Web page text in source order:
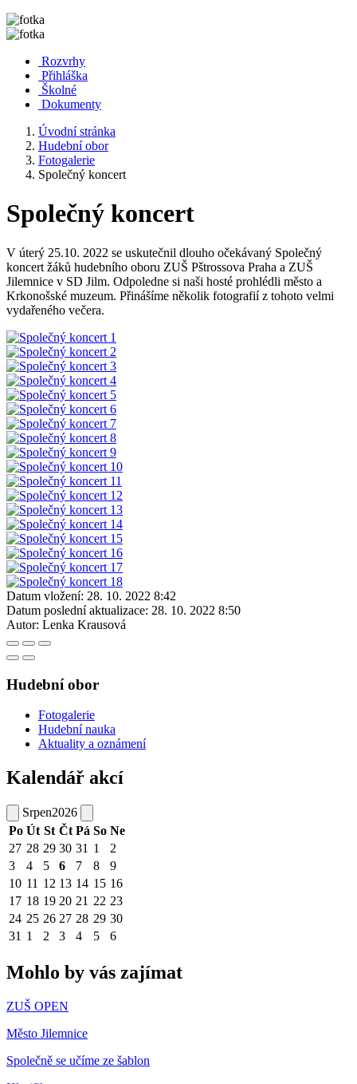
Rozvrhy
Přihláška
Školné
Dokumenty
Úvodní stránka
Hudební obor
Fotogalerie
Společný koncert
Společný koncert
V úterý 25.10. 2022 se uskutečnil dlouho očekávaný Společný
koncert žáků hudebního oboru ZUŠ Pštrossova Praha a ZUŠ
Jilemnice v SD Jilm. Odpoledne si naši hosté prohlédli město a
Krkonošské muzeum. Přinášíme několik fotografií z tohoto velmi
vydařeného večera.
Datum vložení: 28. 10. 2022 8:42
Datum poslední aktualizace: 28. 10. 2022 8:50
Autor: Lenka Krausová
Hudební obor
Fotogalerie
Hudební nauka
Aktuality a oznámení
Kalendář akcí
Srpen2026
Po Út St Čt Pá So Ne
27 28 29 30 31 1
2
3
4 5 6 7 8
9
10 11 12 13 14 15 16
17 18 19 20 21 22 23
24 25 26 27 28 29 30
31 1 2 3 4 5 6
Mohlo by vás zajímat
ZUŠ OPEN
Město Jilemnice
Společně se učíme ze šablon